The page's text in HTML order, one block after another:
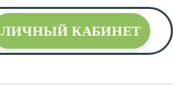
ЛИЧНЫЙ КАБИНЕТ